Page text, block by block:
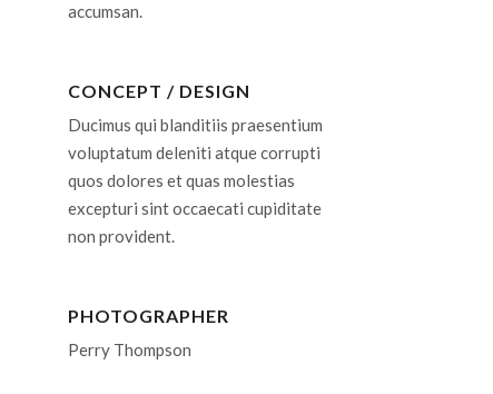
accumsan.
CONCEPT / DESIGN
Ducimus qui blanditiis praesentium
voluptatum deleniti atque corrupti
quos dolores et quas molestias
excepturi sint occaecati cupiditate
non provident.
PHOTOGRAPHER
Perry Thompson